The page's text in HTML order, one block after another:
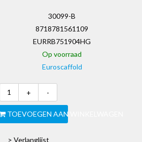
30099-B
8718781561109
EURRB751904HG
Op voorraad
Euroscaffold
+ -
TOEVOEGEN AAN WINKELWAGEN
> Verlanglijst